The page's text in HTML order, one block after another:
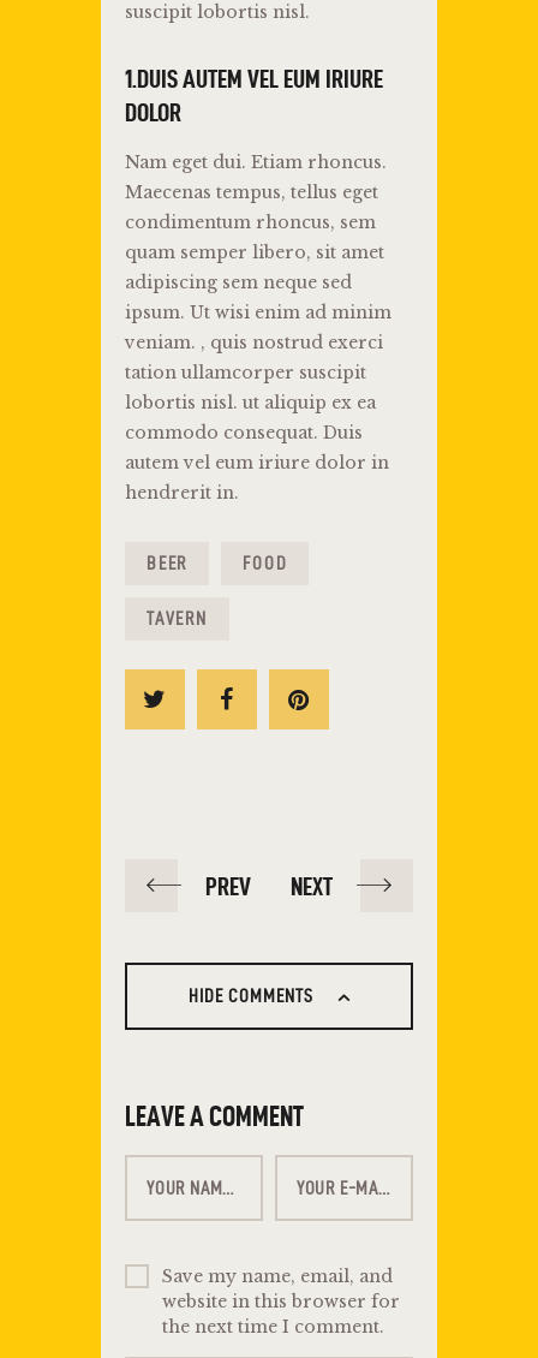
suscipit lobortis nisl.
1.DUIS AUTEM VEL EUM IRIURE
DOLOR
Nam eget dui. Etiam rhoncus.
Maecenas tempus, tellus eget
condimentum rhoncus, sem
quam semper libero, sit amet
adipiscing sem neque sed
ipsum. Ut wisi enim ad minim
veniam. , quis nostrud exerci
tation ullamcorper suscipit
lobortis nisl. ut aliquip ex ea
commodo consequat. Duis
autem vel eum iriure dolor in
hendrerit in.
BEER FOOD
TAVERN
PREV NEXT
HIDE COMMENTS
LEAVE A COMMENT
Save my name, email, and
website in this browser for
the next time I comment.